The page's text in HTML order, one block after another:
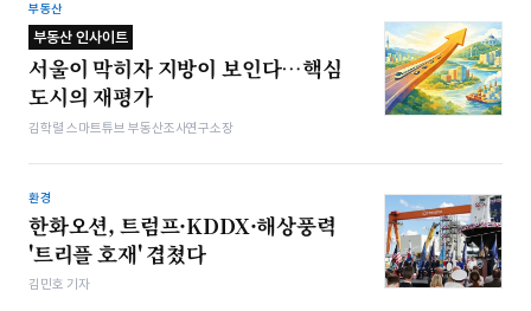
부동산
부동산 인사이트
서울이 막히자 지방이 보인다…핵심
도시의 재평가
김학렬 스마트튜브 부동산조사연구소장
환경
한화오션, 트럼프·KDDX·해상풍력
'트리플 호재' 겹쳤다
김민호 기자